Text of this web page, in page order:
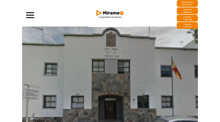
DESCARGA
MIRAPLAY
Buzón de
Sugerencias
Contratar
Publicidad
Contacto
Comercial